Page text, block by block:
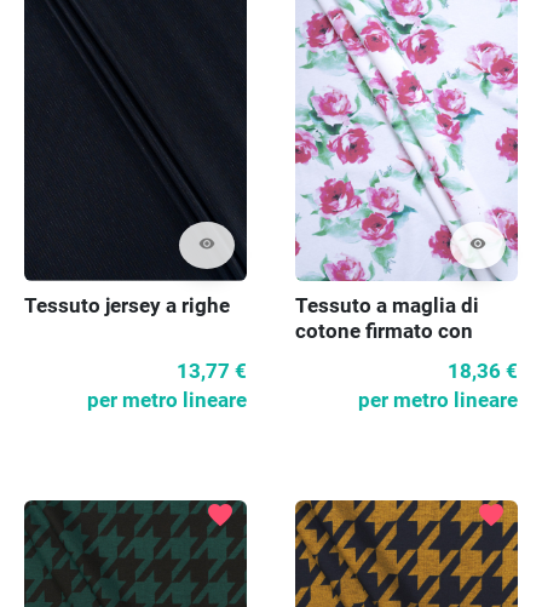
visibility
Tessuto jersey a righe
13,77 €
per metro lineare
visibility
Tessuto a maglia di
cotone firmato con
18,36 €
per metro lineare
favorite favorite